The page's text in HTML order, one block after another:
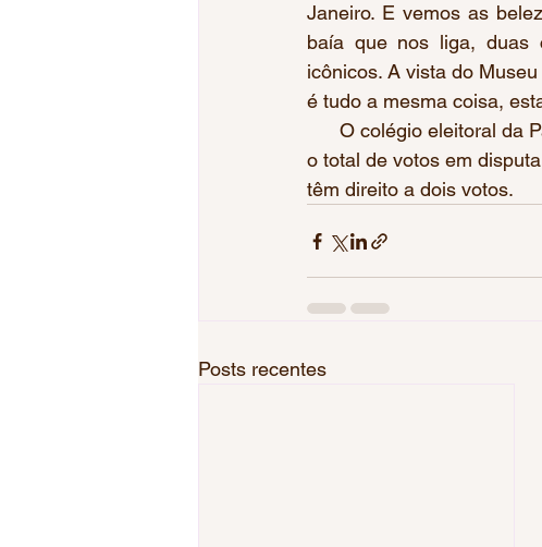
Janeiro. E vemos as
baía que nos liga, duas
icônicos. A vista do
é tudo a mesma coisa,
O colégio eleitoral da
o total de votos em
têm direito a dois votos.
Posts recentes